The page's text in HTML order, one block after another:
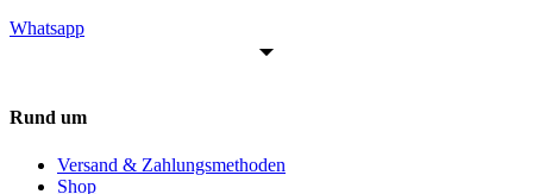
Whatsapp
Rund um
Versand & Zahlungsmethoden
Shop